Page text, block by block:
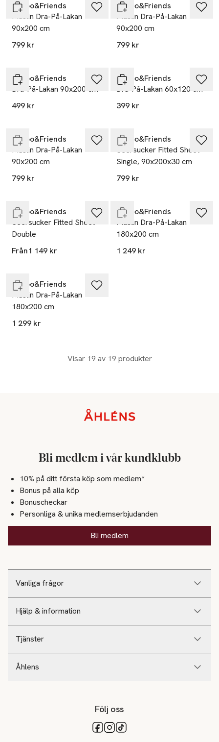
Garbo&Friends
Muslin Dra-På-Lakan
90x200 cm
799 kr
Garbo&Friends
Muslin Dra-På-Lakan
90x200 cm
799 kr
Garbo&Friends
Dra-På-Lakan 90x200 cm
499 kr
Garbo&Friends
Dra-På-Lakan 60x120 cm
399 kr
Garbo&Friends
Muslin Dra-På-Lakan
90x200 cm
799 kr
Garbo&Friends
Seersucker Fitted Sheet
Single, 90x200x30 cm
799 kr
Garbo&Friends
Seersucker Fitted Sheet
Double
Från1 149 kr
Garbo&Friends
Muslin Dra-På-Lakan
180x200 cm
1 249 kr
Garbo&Friends
Muslin Dra-På-Lakan
180x200 cm
1 299 kr
Visar 19 av 19 produkter
Vanliga frågor
Hjälp & information
Tjänster
Åhlens
Bli medlem i vår kundklubb
10% på ditt första köp som medlem*
Bonus på alla köp
Bonuscheckar
Personliga & unika medlemserbjudanden
Bli medlem
Följ oss